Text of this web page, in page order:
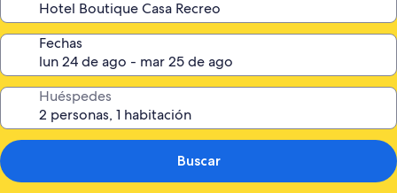
Fechas
Huéspedes
Buscar